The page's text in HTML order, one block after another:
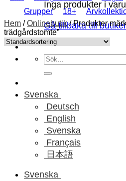
Inga produkter i
Gå tillbaka till
Sök
efter:
Svenska
Deutsch
English
Svenska
Français
日本語
Svenska
Grupper
18+
Hem / Onlinebutik /Produkter
trädgårdstomte”